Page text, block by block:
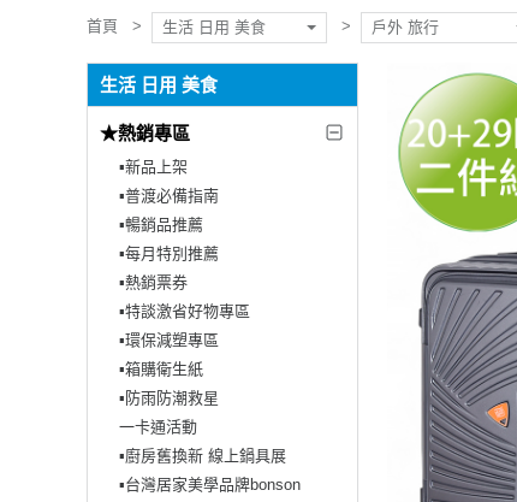
首頁 生活 日用 美食 戶外 旅行
生活 日用 美食
★熱銷專區
▪︎新品上架
▪︎普渡必備指南
▪︎暢銷品推薦
▪︎每月特別推薦
▪︎熱銷票券
▪︎特談激省好物專區
▪︎環保減塑專區
▪︎箱購衛生紙
▪︎防雨防潮救星
一卡通活動
▪︎廚房舊換新 線上鍋具展
▪︎台灣居家美學品牌bonson